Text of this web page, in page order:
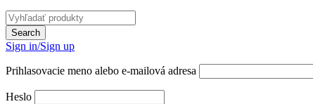
Sign in/Sign up
Prihlasovacie meno alebo e-mailová adresa
Heslo